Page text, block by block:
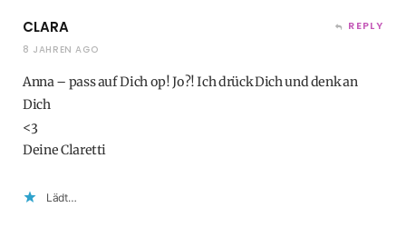
CLARA
8 JAHREN AGO
REPLY
Anna – pass auf Dich op! Jo?! Ich drück Dich und denk an
Dich
<3
Deine Claretti
Lädt…